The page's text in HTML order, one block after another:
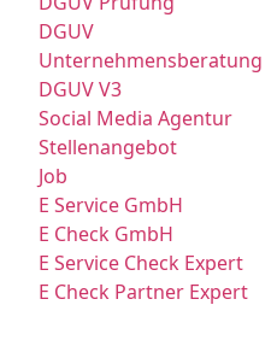
DGUV
Unternehmensberatung
DGUV V3
Social Media Agentur
Stellenangebot
Job
E Service GmbH
E Check GmbH
E Service Check Expert
E Check Partner Expert